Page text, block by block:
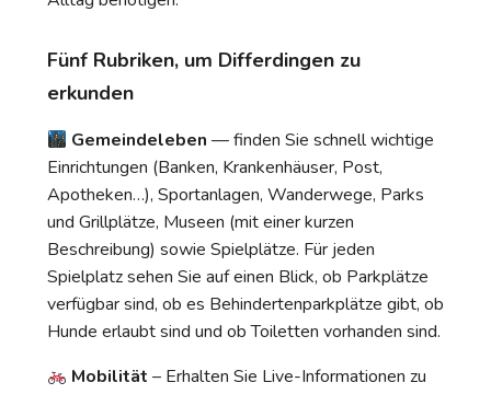
Fünf Rubriken, um Differdingen zu
erkunden
Gemeindeleben — finden Sie schnell wichtige
Einrichtungen (Banken, Krankenhäuser, Post,
Apotheken…), Sportanlagen, Wanderwege, Parks
und Grillplätze, Museen (mit einer kurzen
Beschreibung) sowie Spielplätze. Für jeden
Spielplatz sehen Sie auf einen Blick, ob Parkplätze
verfügbar sind, ob es Behindertenparkplätze gibt, ob
Hunde erlaubt sind und ob Toiletten vorhanden sind.
Mobilität – Erhalten Sie Live-Informationen zu